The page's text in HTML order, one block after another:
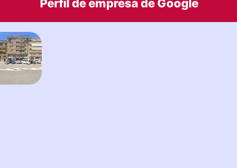
Perfil de empresa de Google